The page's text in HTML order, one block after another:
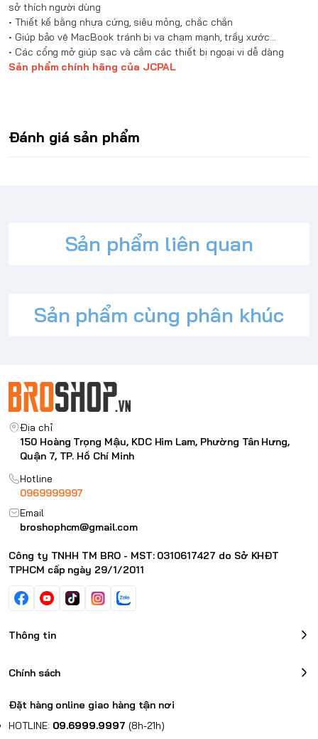
sở thích người dùng
• Thiết kế bằng nhựa cứng, siêu mỏng, chắc chắn
• Giúp bảo vệ MacBook tránh bị va chạm mạnh, trầy xước...
• Các cổng mở giúp sạc và cắm các thiết bị ngoại vi dễ dàng
Sản phẩm chính hãng của JCPAL
Đánh giá sản phẩm
Sản phẩm liên quan
Sản phẩm cùng phân khúc
Địa chỉ
150 Hoàng Trọng Mậu, KDC Him Lam, Phường Tân Hưng,
Quận 7, TP. Hồ Chí Minh
Hotline
0969999997
Email
broshophcm@gmail.com
Công ty TNHH TM BRO - MST: 0310617427 do Sở KHĐT
TPHCM cấp ngày 29/1/2011
Thông tin
Chính sách
Đặt hàng online giao hàng tận nơi
HOTLINE: 09.6999.9997 (8h-21h)